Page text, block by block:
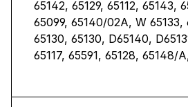
65142, 65129, 65112, 65143,
65099, 65140/02A, W 65133,
65130, 65130, D65140,
65117, 65591, 65128, 65148/